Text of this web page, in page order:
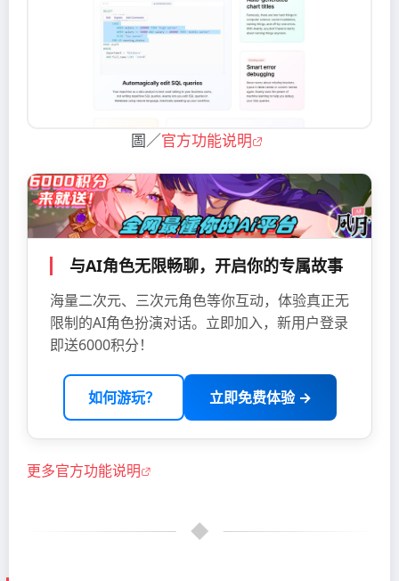
圖／官方功能说明
与AI角色无限畅聊，开启你的专属故事
海量二次元、三次元角色等你互动，体验真正无
限制的AI角色扮演对话。立即加入，新用户登录
即送6000积分！
如何游玩？ 立即免费体验 →
更多官方功能说明